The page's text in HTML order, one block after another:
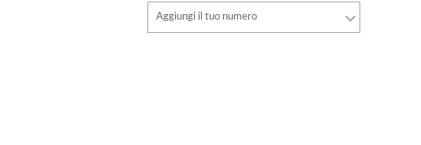
stile
Aggiungi il tuo numero